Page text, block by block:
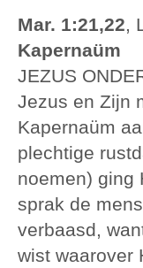
Mar. 1:21,22,
Kapernaüm
JEZUS
Jezus en Zijn
Kapernaüm
plechtige
noemen) ging
sprak de
verbaasd,
wist waarover